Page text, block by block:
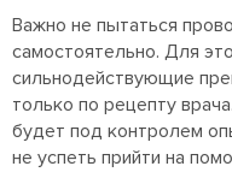
Важно не пытаться
самостоятельно. Для
сильнодействующие
только по рецепту
будет под контролем
не успеть прийти на